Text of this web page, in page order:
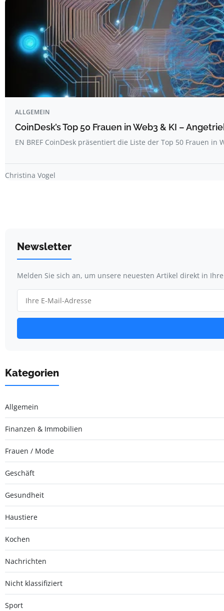
ALLGEMEIN
CoinDesk’s Top 50 Frauen in Web3 & KI –
EN BREF CoinDesk präsentiert die Liste der Top 50 Frauen in
Christina Vogel
Newsletter
Melden Sie sich an, um unsere neuesten Artikel direkt in
Kategorien
Allgemein
Finanzen & Immobilien
Frauen / Mode
Geschäft
Gesundheit
Haustiere
Kochen
Nachrichten
Nicht klassifiziert
Sport